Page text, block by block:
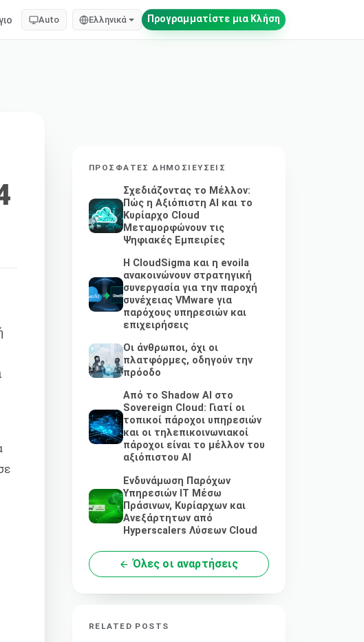
Auto Ελληνικά Προγραμματίστε μια Κλήση
ΠΡΌΣΦΑΤΕΣ ΔΗΜΟΣΙΕΎΣΕΙΣ
Σχεδιάζοντας το Μέλλον:
Πώς η Αξιόπιστη AI και το
Κυρίαρχο Cloud
Μεταμορφώνουν τις
Ψηφιακές Εμπειρίες
Η CloudSigma και η evoila
ανακοινώνουν στρατηγική
συνεργασία για την παροχή
συνέχειας VMware για
παρόχους υπηρεσιών και
επιχειρήσεις
Οι άνθρωποι, όχι οι
πλατφόρμες, οδηγούν την
πρόοδο
Από το Shadow AI στο
Sovereign Cloud: Γιατί οι
τοπικοί πάροχοι υπηρεσιών
και οι τηλεπικοινωνιακοί
πάροχοι είναι το μέλλον του
αξιόπιστου AI
Ενδυνάμωση Παρόχων
Υπηρεσιών IT Μέσω
Πράσινων, Κυρίαρχων και
Ανεξάρτητων από
Hyperscalers Λύσεων Cloud
Όλες οι αναρτήσεις
RELATED POSTS